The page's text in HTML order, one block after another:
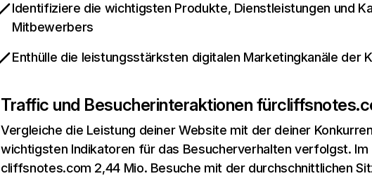
Identifiziere die wichtigsten Produkte, Dienstleistungen und
Mitbewerbers
Enthülle die leistungsstärksten digitalen Marketingkanäle der
Traffic und Besucherinteraktionen für
Vergleiche die Leistung deiner Website mit der deiner
wichtigsten Indikatoren für das Besucherverhalten verfolgst. Im
cliffsnotes.com 2,44 Mio. Besuche mit der durchschnittlichen